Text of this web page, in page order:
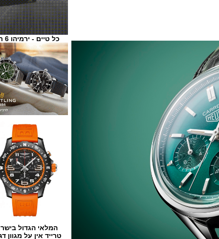
כל טיים - ירמיהו 6 ת"א
המלאי הגדול בישראל
טרייד אין על מגוון דגמים